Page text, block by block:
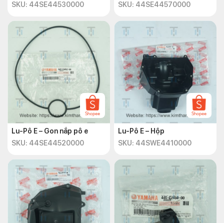
SKU: 44SE44530000
SKU: 44SE44570000
Lu-Pô E – Gon nắp pô e
SKU: 44SE44520000
Lu-Pô E – Hộp
SKU: 44SWE4410000